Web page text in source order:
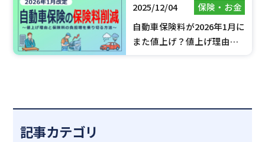
を解説
2025/12/04
保険・お金
自動車保険料が2026年1月に
また値上げ？値上げ理由と
記事カテゴリ